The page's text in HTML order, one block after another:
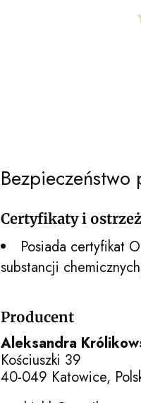
Bezpieczeństwo
Certyfikaty i
Posiada certyfikat
substancji
Producent
Aleksandra
Kościuszki 39
40-049 Katowice,